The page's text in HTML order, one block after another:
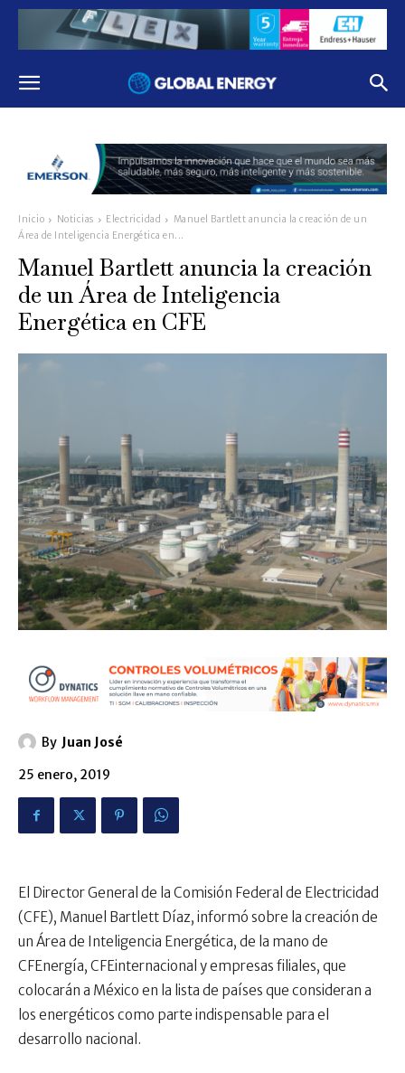
Inicio Noticias Electricidad
Manuel Bartlett anuncia la creación de un
Área de Inteligencia Energética en...
Manuel Bartlett anuncia la creación
de un Área de Inteligencia
Energética en CFE
By Juan José
25 enero, 2019
​El Director General de la Comisión Federal de Electricidad
(CFE), Manuel Bartlett Díaz, informó sobre la creación de
un Área de Inteligencia Energética, de la mano de
CFEnergía, CFEinternacional y empresas filiales, que
colocarán a México en la lista de países que consideran a
los energéticos como parte indispensable para el
desarrollo nacional.